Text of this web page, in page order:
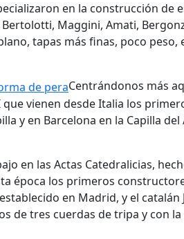
en la construcción de
Maggini, Amati,
tapas más finas, poco peso,
Centrándonos más
que vienen desde Italia los
y en Barcelona en la Capilla
en las Actas Catedralicias,
época los primeros
en Madrid, y el catalán
de tres cuerdas de tripa y con